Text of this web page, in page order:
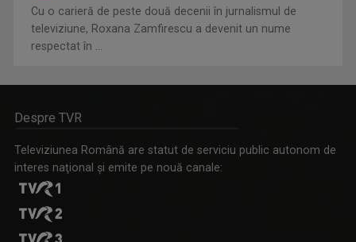
Autoritățile încearcă să evalueze pagubele produse în
stațiunea Bușteni
Cu o carieră de peste două decenii în jurnalismul de
televiziune, Roxana Zamfirescu a devenit un nume
respectat în ...
Despre TVR
Televiziunea Română are statut de serviciu public autonom de
interes naţional şi emite pe nouă canale: